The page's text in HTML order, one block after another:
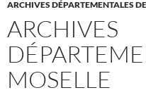
ARCHIVES DÉPARTEMENTALES
ARCHIVES
MOSELLE